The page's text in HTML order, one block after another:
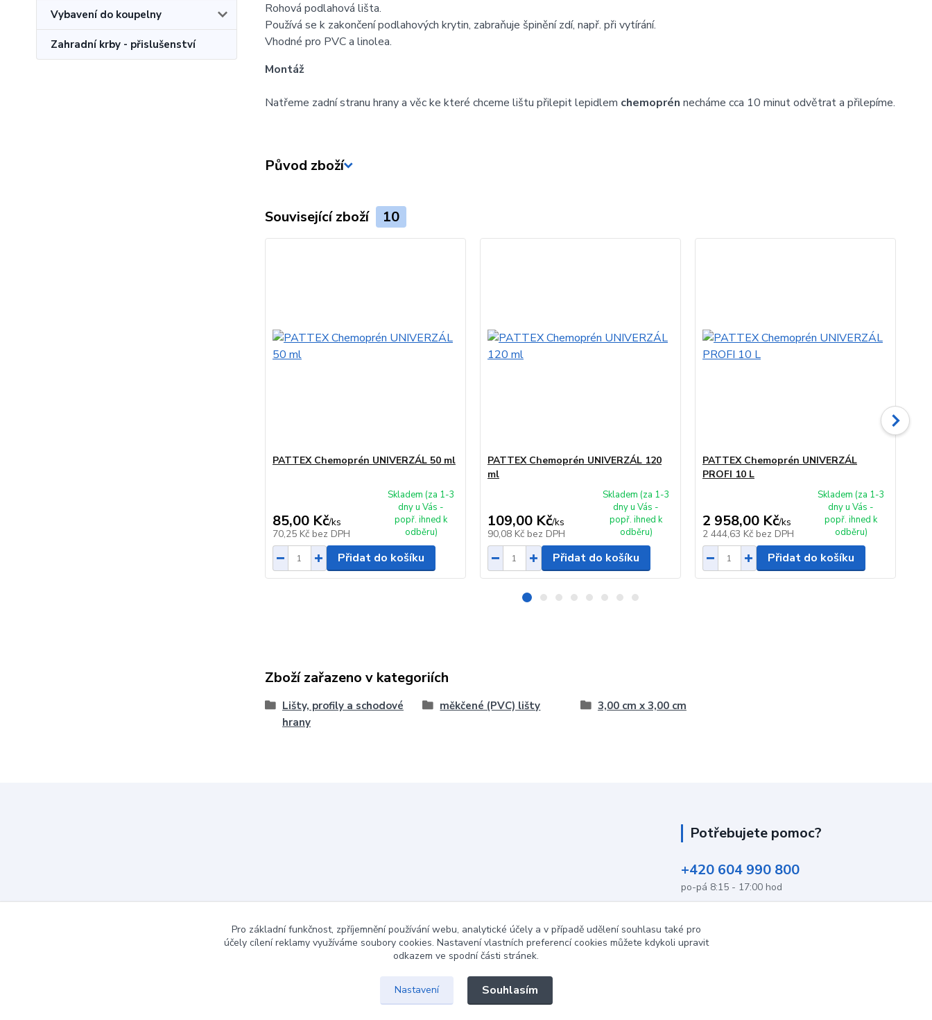
Vybavení do koupelny
Zahradní krby - přislušenství
Rohová podlahová lišta.
Používá se k zakončení podlahových krytin, zabraňuje špinění zdí, např. při vytírání.
Vhodné pro PVC a linolea.
Montáž
Natřeme zadní stranu hrany a věc ke které chceme lištu přilepit lepidlem chemoprén necháme cca 10 minut odvětrat a přilepíme.
Původ zboží
Související zboží 10
PATTEX Chemoprén UNIVERZÁL 50 ml
85,00 Kč/ks
70,25 Kč bez DPH
Skladem (za 1-3
dny u Vás -
popř. ihned k
odběru)
Přidat do košíku
PATTEX Chemoprén UNIVERZÁL 120
ml
109,00 Kč/ks
90,08 Kč bez DPH
Skladem (za 1-3
dny u Vás -
popř. ihned k
odběru)
Přidat do košíku
PATTEX Chemoprén UNIVERZÁL
PROFI 10 L
2 958,00 Kč/ks
2 444,63 Kč bez DPH
Skladem (za 1-3
dny u Vás -
popř. ihned k
odběru)
Přidat do košíku
Zboží zařazeno v kategoriích
Lišty, profily a schodové
hrany
měkčené (PVC) lišty 3,00 cm x 3,00 cm
Potřebujete pomoc?
+420 604 990 800
po-pá 8:15 - 17:00 hod
Pro základní funkčnost, zpříjemnění používání webu, analytické účely a v případě udělení souhlasu také pro
účely cílení reklamy využíváme soubory cookies. Nastavení vlastních preferencí cookies můžete kdykoli upravit
odkazem ve spodní části stránek.
Nastavení Souhlasím